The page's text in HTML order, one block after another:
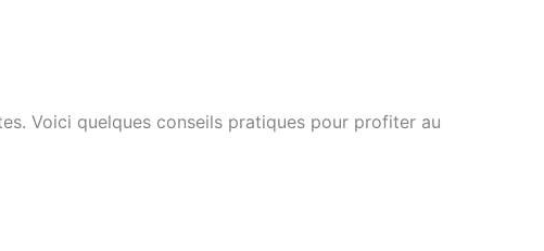
Voici quelques conseils pratiques pour profiter au